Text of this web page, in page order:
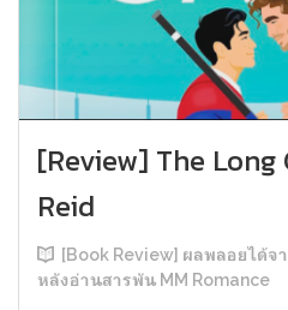
[Review] The Long
Reid
[Book Review] ผลพลอยได้จ
หลังอ่านสารพัน MM Romance